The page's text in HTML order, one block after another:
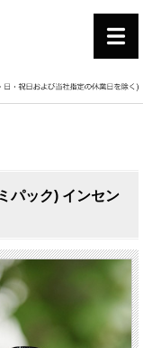
パック) インセン